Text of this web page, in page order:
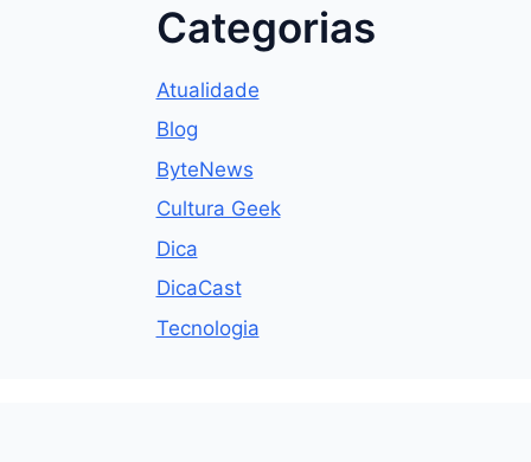
Categorias
Atualidade
Blog
ByteNews
Cultura Geek
Dica
DicaCast
Tecnologia